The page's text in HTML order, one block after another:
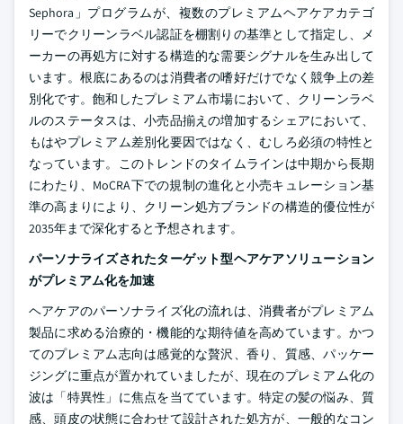
Sephora」プログラムが、複数のプレミアムヘアケアカテゴ
リーでクリーンラベル認証を棚割りの基準として指定し、メ
ーカーの再処方に対する構造的な需要シグナルを生み出して
います。根底にあるのは消費者の嗜好だけでなく競争上の差
別化です。飽和したプレミアム市場において、クリーンラベ
ルのステータスは、小売品揃えの増加するシェアにおいて、
もはやプレミアム差別化要因ではなく、むしろ必須の特性と
なっています。このトレンドのタイムラインは中期から長期
にわたり、MoCRA下での規制の進化と小売キュレーション基
準の高まりにより、クリーン処方ブランドの構造的優位性が
2035年まで深化すると予想されます。
パーソナライズされたターゲット型ヘアケアソリューション
がプレミアム化を加速
ヘアケアのパーソナライズ化の流れは、消費者がプレミアム
製品に求める治療的・機能的な期待値を高めています。かつ
てのプレミアム志向は感覚的な贅沢、香り、質感、パッケー
ジングに重点が置かれていましたが、現在のプレミアム化の
波は「特異性」に焦点を当てています。特定の髪の悩み、質
感、頭皮の状態に合わせて設計された処方が、一般的なコン